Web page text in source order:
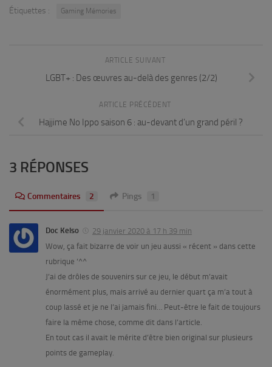
Étiquettes : Gaming Mémories
ARTICLE SUIVANT
LGBT+ : Des œuvres au-delà des genres (2/2)
ARTICLE PRÉCÉDENT
Hajjime No Ippo saison 6 : au-devant d’un grand péril ?
3 RÉPONSES
Commentaires 2 Pings 1
Doc Kelso
29 janvier 2020 à 17 h 39 min
Wow, ça fait bizarre de voir un jeu aussi « récent » dans cette
rubrique ‘^^
J’ai de drôles de souvenirs sur ce jeu, le début m’avait
énormément plus, mais arrivé au dernier quart ça m’a tout à
coup lassé et je ne l’ai jamais fini… Peut-être le fait de toujours
faire la même chose, comme dit dans l’article.
En tout cas il avait le mérite d’être bien original sur plusieurs
points de gameplay.